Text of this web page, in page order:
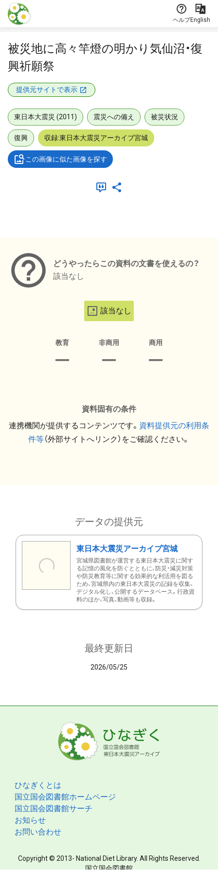
本文に飛ぶ
ヘルプEnglish
被災地に高々竿燈の明かり気仙沼・復
興祈願祭
提供元サイトで表示
東日本大震災 (2011) 震災への備え 被災状況
復興 収録:東日本大震災アーカイブ宮城
この画像に似た画像を探す
どうやったらこの資料の文書を使えるの？
該当なし
該当なし
教育 非商用 商用
資料固有の条件
連携機関が提供するコンテンツです。 資料提供元の利用条
件等（外部サイトへリンク）をご確認ください。
データの提供元
東日本大震災アーカイブ宮城
宮城県図書館が運営する東日本大震災に関す
る記憶の風化を防ぐとともに、防災・減災対策
や防災教育等に関する効果的な利活用を図る
ため、宮城県内の東日本大震災の記録を収集、
デジタル化し、公開するデータベース。行政資
料のほか、写真、動画等も収録。
最終更新日
2026/05/25
ひなぎくとは
国立国会図書館ホームページ
国立国会図書館サーチ
お知らせ
お問い合わせ
Copyright © 2013- National Diet Library. All Rights Reserved.